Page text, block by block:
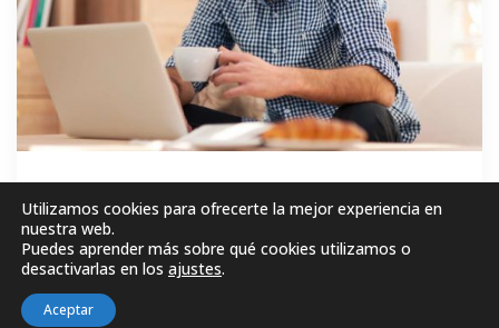
GRATIS
MATRICÚLESE AHORA!
Utilizamos cookies para ofrecerte la mejor experiencia en
nuestra web.
Puedes aprender más sobre qué cookies utilizamos o
desactivarlas en los ajustes.
Aceptar